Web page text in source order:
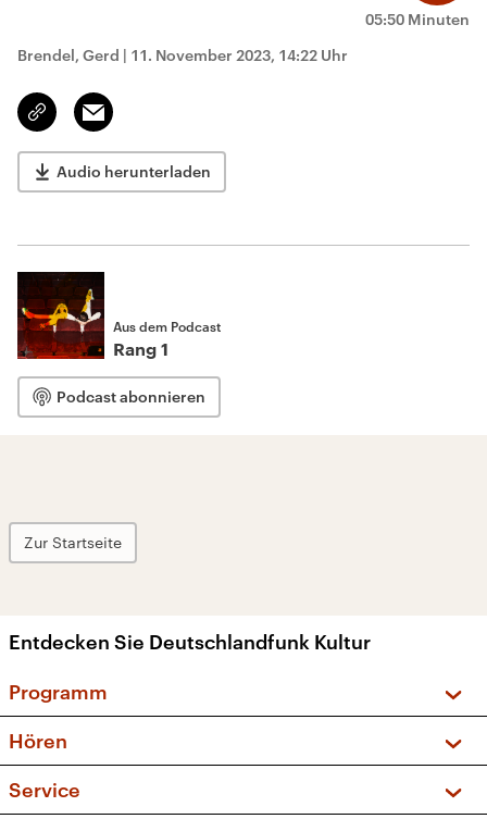
05:50 Minuten
Brendel, Gerd | 11. November 2023, 14:22 Uhr
Link
kopieren/teilen
Email
Audio herunterladen
Aus dem Podcast
Rang 1
Podcast abonnieren
Zur Startseite
Entdecken Sie Deutschlandfunk Kultur
Programm
Sendungen und Podcasts
Musikliste
Hören
Service